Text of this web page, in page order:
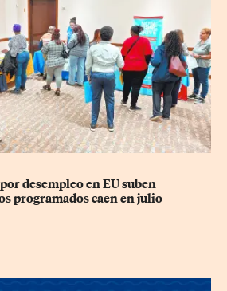
desempleo en EU suben
programados caen en julio